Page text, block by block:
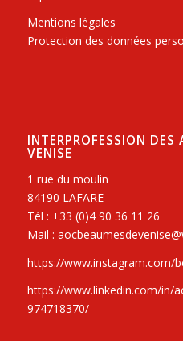
Mentions légales
Protection des données
INTERPROFESSION DES
VENISE
1 rue du moulin
84190 LAFARE
Tél : +33 (0)4 90 36 11 26
Mail :
https://www.instagram.com/
https://www.linkedin.com/in/
974718370/